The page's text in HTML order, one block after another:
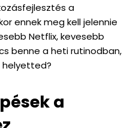
a
ennek meg kell jelennie
Netflix, kevesebb
benne a heti rutinodban,
helyetted?
a